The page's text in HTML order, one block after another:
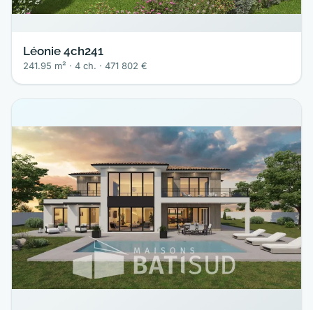
Léonie 4ch241
241.95 m² · 4 ch. · 471 802 €